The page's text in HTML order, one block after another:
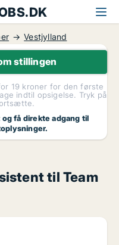
Vestjylland
stillingen
19 kroner for den første
indtil opsigelse. Tryk på
og få direkte adgang til
til Team